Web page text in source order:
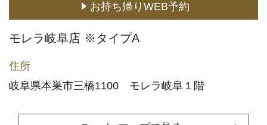
定番メニュー (お持ち帰り含む)
どこでもかっぱ寿司
予約・注文
お持ち帰りWEB予約
モレラ岐阜店 ※タイプA
住所
岐阜県本巣市三橋1100 モレラ岐阜１階